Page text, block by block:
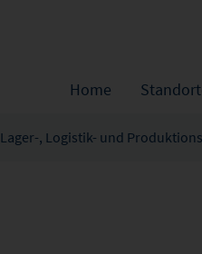
Home
Lager-, Logistik- und